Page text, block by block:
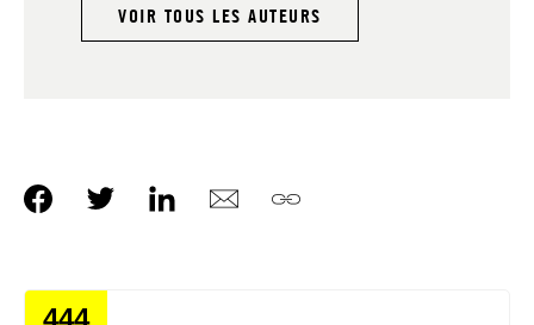
VOIR TOUS LES AUTEURS